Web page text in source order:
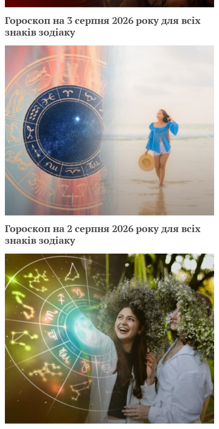
Гороскоп на 3 серпня 2026 року для всіх
знаків зодіаку
Гороскоп на 2 серпня 2026 року для всіх
знаків зодіаку